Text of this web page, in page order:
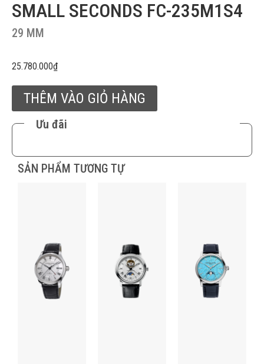
SMALL SECONDS FC-235M1S4
29 MM
25.780.000₫
THÊM VÀO GIỎ HÀNG
Ưu đãi
SẢN PHẨM TƯƠNG TỰ